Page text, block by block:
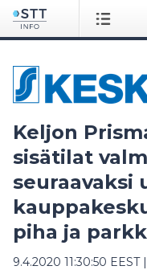
Keljon
sisätilat
seuraavaksi
piha ja
9.4.2020 11:30:50 EEST|